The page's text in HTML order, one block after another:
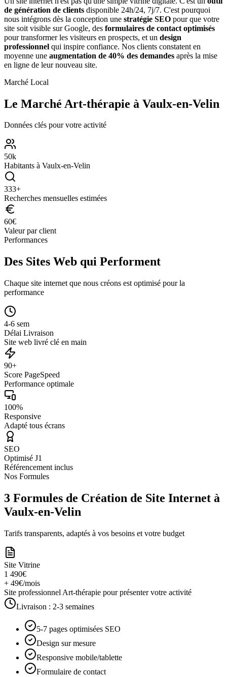
de génération de clients disponible 24h/24, 7j/7. C'est pourquoi
nous intégrons dès la conception une stratégie SEO pour que votre
site soit visible sur Google, des formulaires de contact optimisés
pour transformer les visiteurs en prospects, et un design
professionnel qui inspire confiance. Nos clients constatent en
moyenne une augmentation de 40% des demandes après la mise
en ligne de leur nouveau site.
Marché Local
Le Marché Art-thérapie à Vaulx-en-Velin
Données clés pour votre activité
50k
Habitants à Vaulx-en-Velin
333+
Recherches mensuelles estimées
60€
Valeur par client
Performances
Des Sites Web qui Performent
Chaque site internet que nous créons est optimisé pour la
performance
4-6 sem
Délai Livraison
Site web livré clé en main
90+
Score PageSpeed
Performance optimale
100%
Responsive
Adapté tous écrans
SEO
Optimisé J1
Référencement inclus
Nos Formules
3 Formules de Création de Site Internet à
Vaulx-en-Velin
Tarifs transparents, adaptés à vos besoins et votre budget
Site Vitrine
1 490€
+ 49€/mois
Site professionnel Art-thérapie pour présenter votre activité
Livraison : 2-3 semaines
5-7 pages optimisées SEO
Design sur mesure
Responsive mobile/tablette
Formulaire de contact